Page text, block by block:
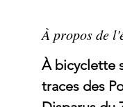
À propos de
À bicyclette
traces des